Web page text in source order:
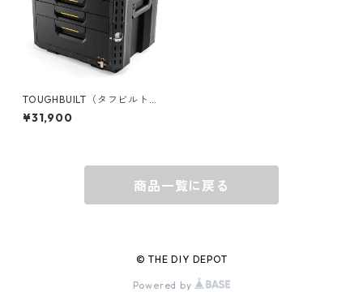
グラス
BELL
TOUGHBUILT（タフビルト）S
TACK TECH(スタックテック)
3ドロワーボックス（サイドロ
¥31,900
商品一覧に戻る
© THE DIY DEPOT
Powered by